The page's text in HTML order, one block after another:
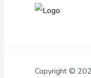
Copyright ©